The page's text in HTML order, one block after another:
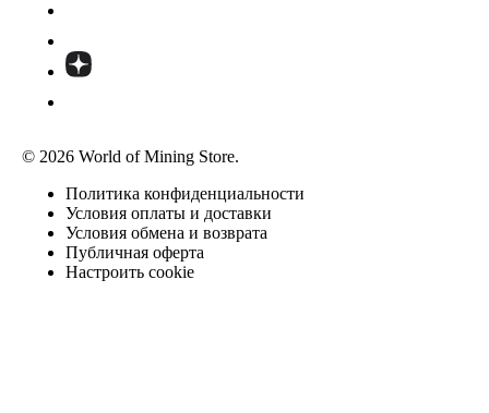
© 2026 World of Mining Store.
Политика конфиденциальности
Условия оплаты и доставки
Условия обмена и возврата
Публичная оферта
Настроить cookie